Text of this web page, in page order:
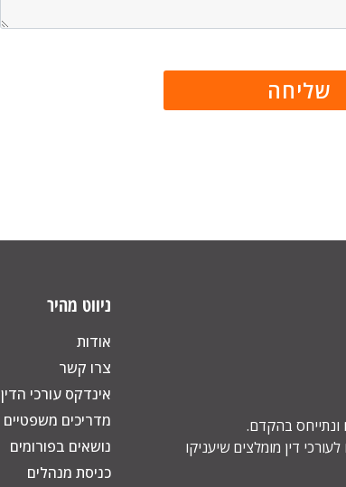
ונתייחס בהקדם.
דין מומלצים שיעניקו
ניווט מהיר
אודות
צרו קשר
אינדקס עורכי הדין
מדריכים משפטיים
נושאים בפורומים
כניסת מנהלים